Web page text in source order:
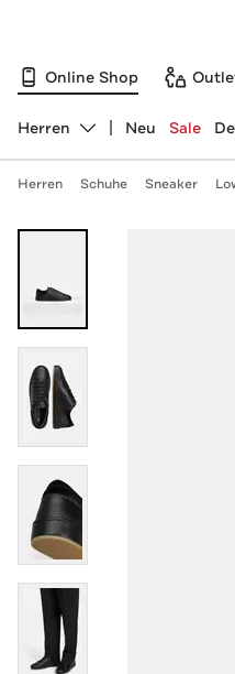
Online Shop
Abteilung ändern,
Herren Neu Sale
Herren Schuhe Sneaker